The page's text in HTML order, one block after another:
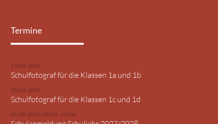
Termine
19.08.2026
Schulfotograf für die Klassen 1a und 1b
20.08.2026
Schulfotograf für die Klassen 1c und 1d
01.09.2026 08:00–18:00